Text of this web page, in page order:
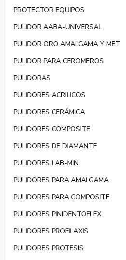
PROTECTOR EQUIPOS
PULIDOR AABA-UNIVERSAL
PULIDOR ORO AMALGAMA Y MET
PULIDOR PARA CEROMEROS
PULIDORAS
PULIDORES ACRILICOS
PULIDORES CERÁMICA
PULIDORES COMPOSITE
PULIDORES DE DIAMANTE
PULIDORES LAB-MIN
PULIDORES PARA AMALGAMA
PULIDORES PARA COMPOSITE
PULIDORES PINIDENTOFLEX
PULIDORES PROFILAXIS
PULIDORES PROTESIS